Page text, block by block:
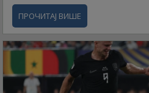
ПРОЧИТАЈ ВИШЕ